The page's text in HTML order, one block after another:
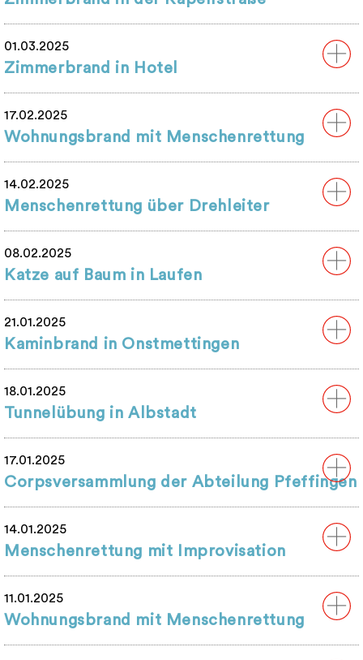
01.03.2025
Zimmerbrand in Hotel
17.02.2025
Wohnungsbrand mit Menschenrettung
14.02.2025
Menschenrettung über Drehleiter
08.02.2025
Katze auf Baum in Laufen
21.01.2025
Kaminbrand in Onstmettingen
18.01.2025
Tunnelübung in Albstadt
17.01.2025
Corpsversammlung der Abteilung Pfeffingen
14.01.2025
Menschenrettung mit Improvisation
11.01.2025
Wohnungsbrand mit Menschenrettung